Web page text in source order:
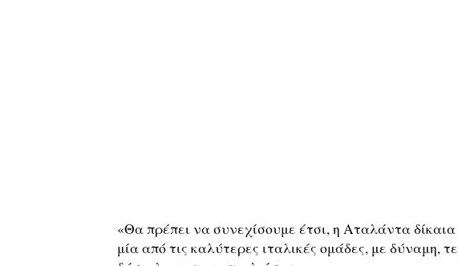
«Θα πρέπει να συνεχίσουμε έτσι, η Αταλάντα δίκαια
μία από τις καλύτερες ιταλικές ομάδες, με δύναμη,